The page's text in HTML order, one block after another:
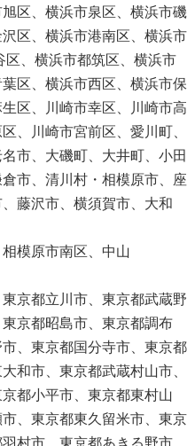
区、横浜市泉区、横浜市磯
区、横浜市港南区、横浜市
、横浜市都筑区、横浜市
区、横浜市西区、横浜市保
区、川崎市幸区、川崎市高
、川崎市宮前区、愛川町、
市、大磯町、大井町、小田
市、清川村・相模原市、座
藤沢市、横須賀市、大和
模原市南区、中山
京都立川市、東京都武蔵野
京都昭島市、東京都調布
、東京都国分寺市、東京都
和市、東京都武蔵村山市、
都小平市、東京都東村山
、東京都東久留米市、東京
村市、東京都あきる野市、